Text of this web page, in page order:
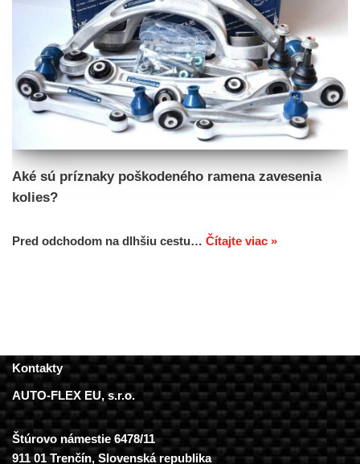
Aké sú príznaky poškodeného ramena zavesenia
kolies?
Pred odchodom na dlhšiu cestu… Čítajte viac »
Kontakty
AUTO-FLEX EU, s.r.o.
Štúrovo námestie 6478/11
911 01 Trenčín, Slovenská republika